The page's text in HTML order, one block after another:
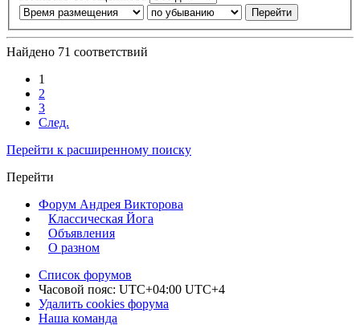
Найдено 71 соответствий
1
2
3
След.
Перейти к расширенному поиску
Перейти
Форум Андрея Викторова
Классическая Йога
Объявления
О разном
Список форумов
Часовой пояс: UTC+04:00 UTC+4
Удалить cookies форума
Наша команда